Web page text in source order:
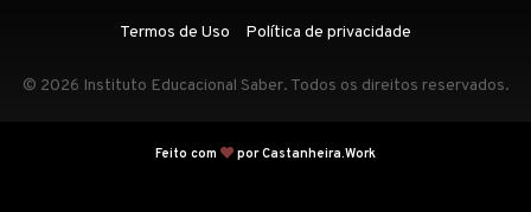
Termos de Uso Política de privacidade
© 2026 Instituto Educacional Saber. Todos os direitos reservados.
Feito com por Castanheira.Work